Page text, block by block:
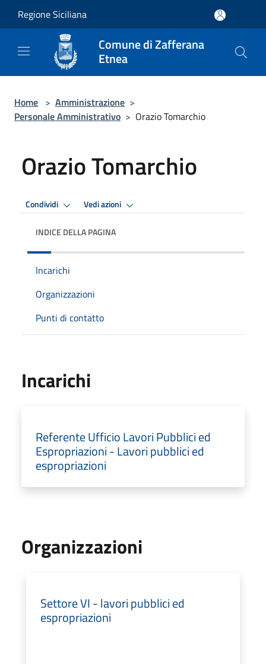
Regione Siciliana
Comune di Zafferana
Etnea
Home > Amministrazione >
Personale Amministrativo > Orazio Tomarchio
Orazio Tomarchio
Condividi Vedi azioni
INDICE DELLA PAGINA
Incarichi
Organizzazioni
Punti di contatto
Incarichi
Referente Ufficio Lavori Pubblici ed
Espropriazioni - Lavori pubblici ed
espropriazioni
Organizzazioni
Settore VI - lavori pubblici ed
espropriazioni